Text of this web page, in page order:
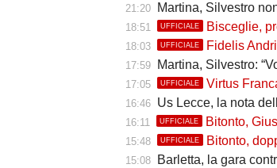
21:20 Martina, Silvestro
18:51 UFFICIALE Bisceglie,
18:03 UFFICIALE Fidelis
17:59 Martina, Silvestro:
17:05 UFFICIALE Virtus
16:46 Us Lecce, la nota della
16:11 UFFICIALE Bitonto,
15:48 UFFICIALE Bitonto,
15:08 Barletta, la gara